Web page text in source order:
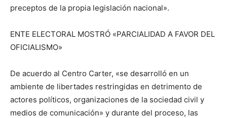
preceptos de la propia legislación nacional».
ENTE ELECTORAL MOSTRÓ «PARCIALIDAD A FAVOR DEL
OFICIALISMO»
De acuerdo al Centro Carter, «se desarrolló en un
ambiente de libertades restringidas en detrimento de
actores políticos, organizaciones de la sociedad civil y
medios de comunicación» y durante del proceso, las